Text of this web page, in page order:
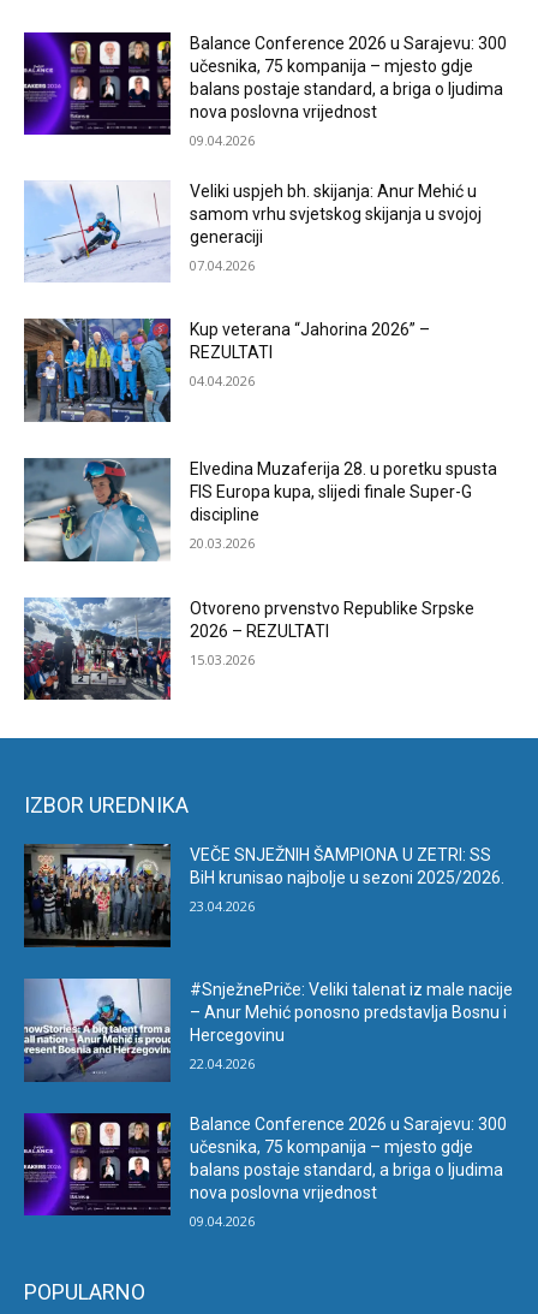
Balance Conference 2026 u Sarajevu: 300
učesnika, 75 kompanija – mjesto gdje
balans postaje standard, a briga o ljudima
nova poslovna vrijednost
09.04.2026
Veliki uspjeh bh. skijanja: Anur Mehić u
samom vrhu svjetskog skijanja u svojoj
generaciji
07.04.2026
Kup veterana “Jahorina 2026” –
REZULTATI
04.04.2026
Elvedina Muzaferija 28. u poretku spusta
FIS Europa kupa, slijedi finale Super-G
discipline
20.03.2026
Otvoreno prvenstvo Republike Srpske
2026 – REZULTATI
15.03.2026
IZBOR UREDNIKA
VEČE SNJEŽNIH ŠAMPIONA U ZETRI: SS
BiH krunisao najbolje u sezoni 2025/2026.
23.04.2026
#SnježnePriče: Veliki talenat iz male nacije
– Anur Mehić ponosno predstavlja Bosnu i
Hercegovinu
22.04.2026
Balance Conference 2026 u Sarajevu: 300
učesnika, 75 kompanija – mjesto gdje
balans postaje standard, a briga o ljudima
nova poslovna vrijednost
09.04.2026
POPULARNO